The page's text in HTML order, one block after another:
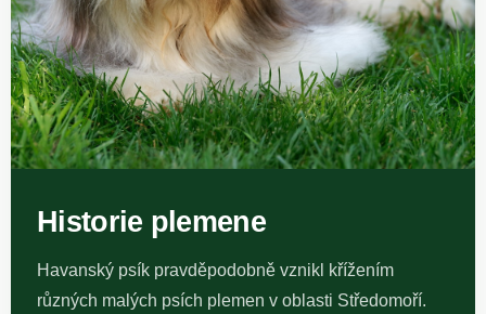
Historie plemene
Havanský psík pravděpodobně vznikl křížením
různých malých psích plemen v oblasti Středomoří.